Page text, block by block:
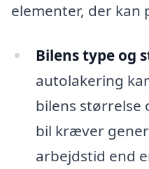
elementer, der kan
Bilens type og
autolakering
bilens størrelse
bil kræver
arbejdstid end